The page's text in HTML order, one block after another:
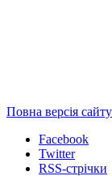
Повна версія сайту
Facebook
Twitter
RSS-стрічки